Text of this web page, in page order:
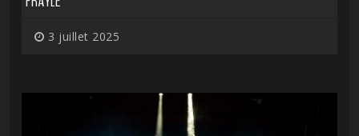
3 juillet 2025